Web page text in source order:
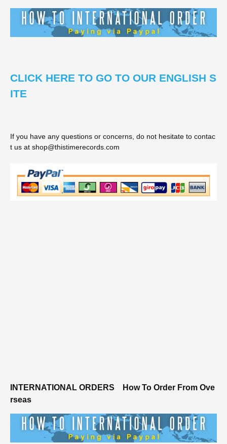
CLICK HERE TO GO TO OUR ENGLISH S
ITE
If you have any questions or concerns, do not hesitate to contac
t us at shop@thistimerecords.com
INTERNATIONAL ORDERS How To Order From Ove
rseas